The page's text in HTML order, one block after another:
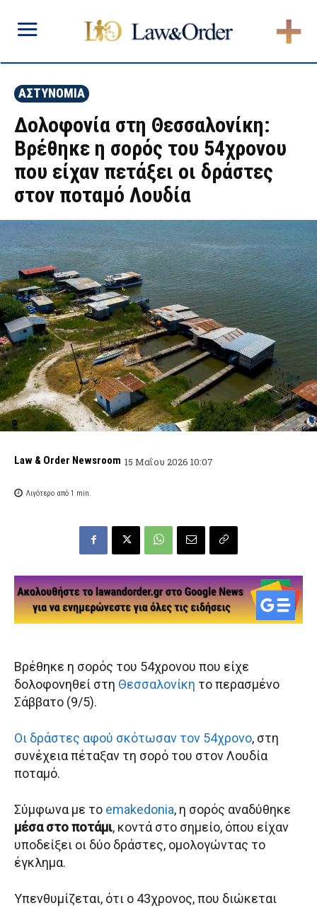
ΑΣΤΥΝΟΜΙΑ
Δολοφονία στη Θεσσαλονίκη:
Βρέθηκε η σορός του 54χρονου
που είχαν πετάξει οι δράστες
στον ποταμό Λουδία
Law & Order Newsroom 15 Μαΐου 2026 10:07
Λιγότερο από 1 min.
Βρέθηκε η σορός του 54χρονου που είχε
δολοφονηθεί στη Θεσσαλονίκη το περασμένο
Σάββατο (9/5).
Οι δράστες αφού σκότωσαν τον 54χρονο, στη
συνέχεια πέταξαν τη σορό του στον Λουδία
ποταμό.
Σύμφωνα με το emakedonia, η σορός αναδύθηκε
μέσα στο ποτάμι, κοντά στο σημείο, όπου είχαν
υποδείξει οι δύο δράστες, ομολογώντας το
έγκλημα.
Υπενθυμίζεται, ότι ο 43χρονος, που διώκεται